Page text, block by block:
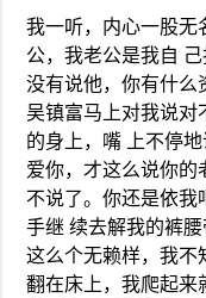
我一听，内心一股无
公，我老公是我自
没有说他，你有什么
吴镇富马上对我说对
的身上，嘴 上不停
爱你，才这么说你的
不说了。你还是依我
手继 续去解我的裤
这么个无赖样，我不
翻在床上，我爬起来